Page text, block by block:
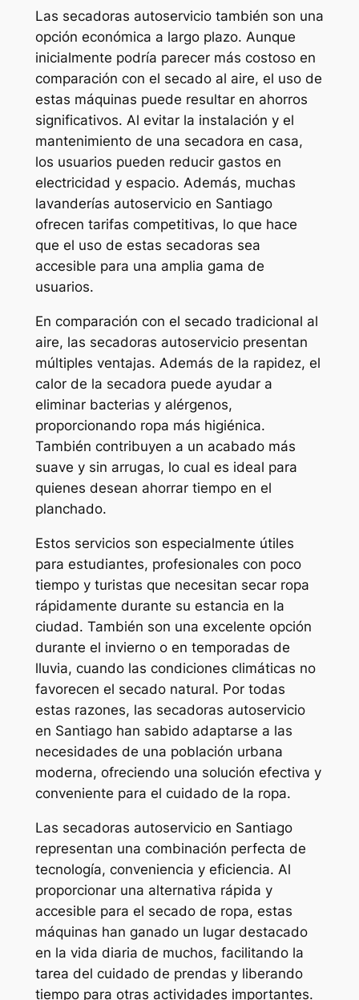
Las secadoras autoservicio también son una
opción económica a largo plazo. Aunque
inicialmente podría parecer más costoso en
comparación con el secado al aire, el uso de
estas máquinas puede resultar en ahorros
significativos. Al evitar la instalación y el
mantenimiento de una secadora en casa,
los usuarios pueden reducir gastos en
electricidad y espacio. Además, muchas
lavanderías autoservicio en Santiago
ofrecen tarifas competitivas, lo que hace
que el uso de estas secadoras sea
accesible para una amplia gama de
usuarios.
En comparación con el secado tradicional al
aire, las secadoras autoservicio presentan
múltiples ventajas. Además de la rapidez, el
calor de la secadora puede ayudar a
eliminar bacterias y alérgenos,
proporcionando ropa más higiénica.
También contribuyen a un acabado más
suave y sin arrugas, lo cual es ideal para
quienes desean ahorrar tiempo en el
planchado.
Estos servicios son especialmente útiles
para estudiantes, profesionales con poco
tiempo y turistas que necesitan secar ropa
rápidamente durante su estancia en la
ciudad. También son una excelente opción
durante el invierno o en temporadas de
lluvia, cuando las condiciones climáticas no
favorecen el secado natural. Por todas
estas razones, las secadoras autoservicio
en Santiago han sabido adaptarse a las
necesidades de una población urbana
moderna, ofreciendo una solución efectiva y
conveniente para el cuidado de la ropa.
Las secadoras autoservicio en Santiago
representan una combinación perfecta de
tecnología, conveniencia y eficiencia. Al
proporcionar una alternativa rápida y
accesible para el secado de ropa, estas
máquinas han ganado un lugar destacado
en la vida diaria de muchos, facilitando la
tarea del cuidado de prendas y liberando
tiempo para otras actividades importantes.